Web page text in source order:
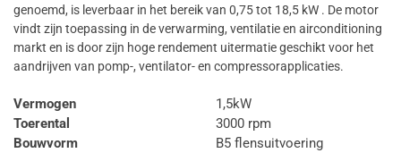
genoemd, is leverbaar in het bereik van 0,75 tot 18,5 kW . De motor
vindt zijn toepassing in de verwarming, ventilatie en airconditioning
markt en is door zijn hoge rendement uitermatie geschikt voor het
aandrijven van pomp-, ventilator- en compressorapplicaties.
Vermogen
1,5kW
Toerental
3000 rpm
Bouwvorm
B5 flensuitvoering